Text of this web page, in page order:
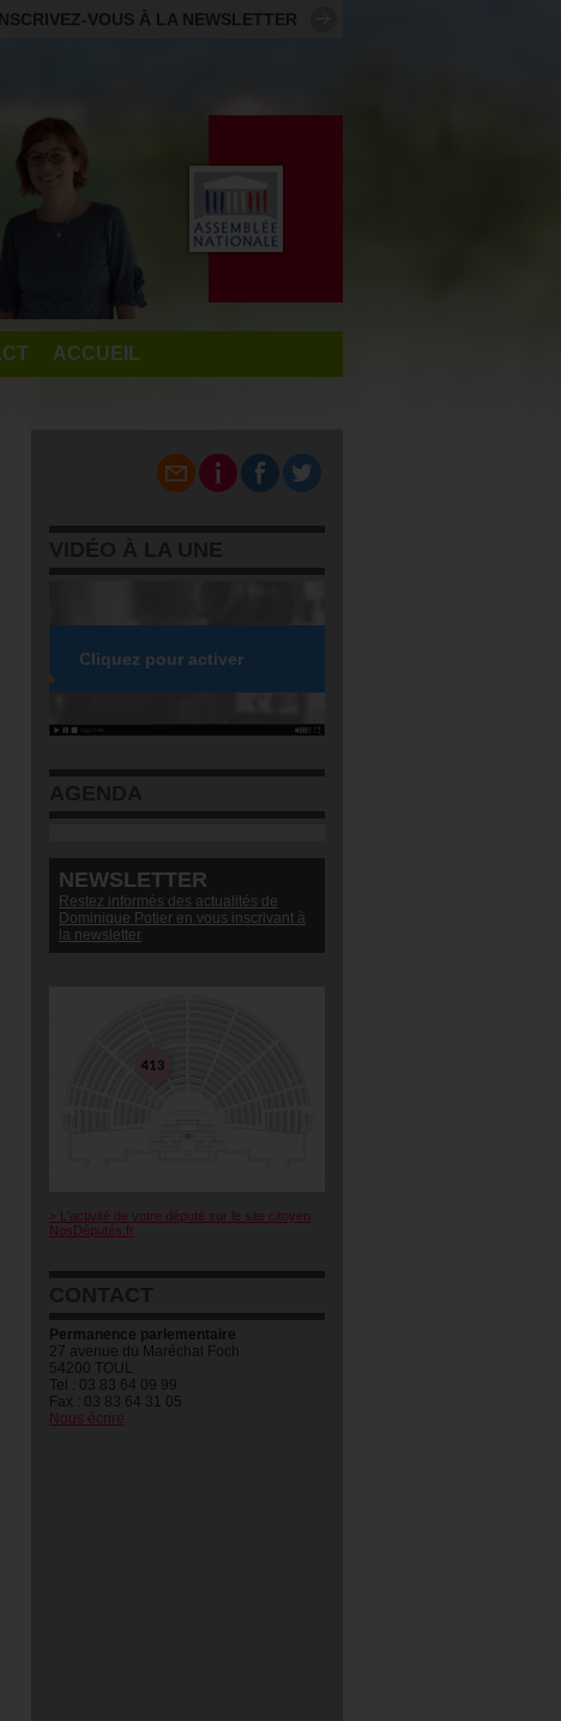
VOUS À LA NEWSLETTER
ACCUEIL
NEWSLETTER
Restez informés des actualités de
Dominique Potier en vous inscrivant à
la newsletter
> L'activité de votre député sur le site citoyen
NosDéputés.fr
Permanence parlementaire
27 avenue du Maréchal Foch
54200 TOUL
Tel : 03 83 64 09 99
Fax : 03 83 64 31 05
Nous écrire